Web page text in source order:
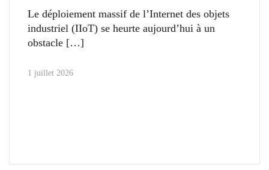
Le déploiement massif de l’Internet des objets
industriel (IIoT) se heurte aujourd’hui à un
obstacle
1 juillet 2026